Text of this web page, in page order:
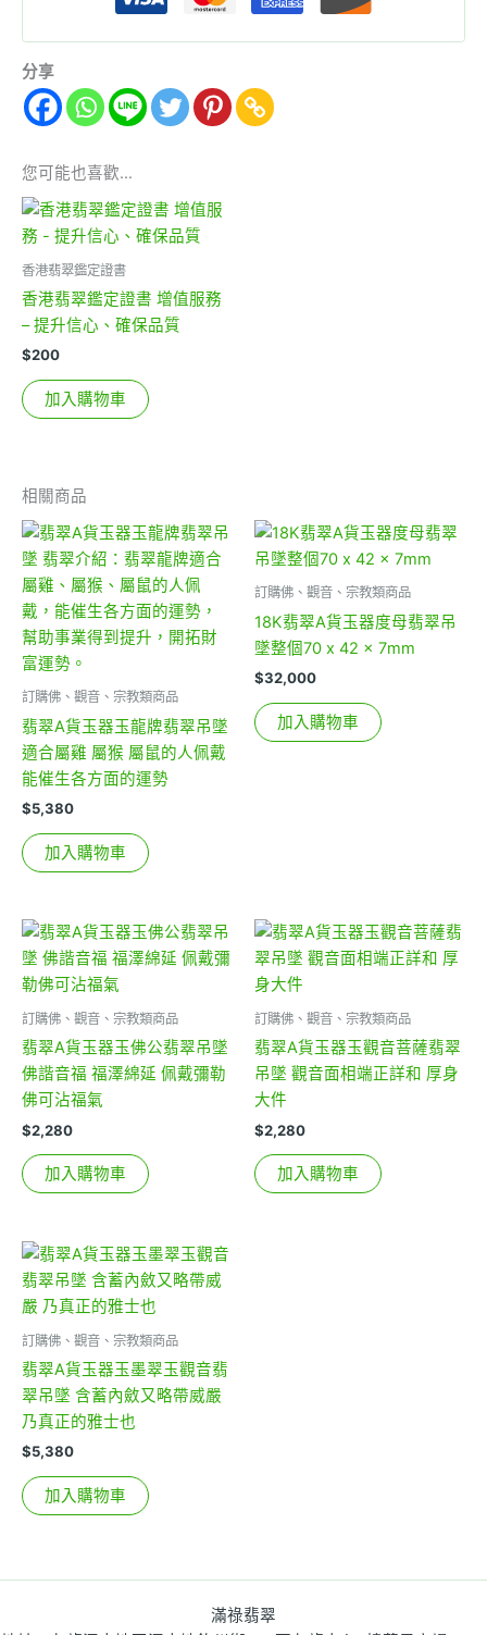
分享
您可能也喜歡…
香港翡翠鑑定證書
香港翡翠鑑定證書 增值服務
– 提升信心、確保品質
$200
加入購物車
相關商品
訂購佛、觀音、宗教類商品
翡翠A貨玉器玉龍牌翡翠吊墜
適合屬雞 屬猴 屬鼠的人佩戴
能催生各方面的運勢
$5,380
加入購物車
訂購佛、觀音、宗教類商品
18K翡翠A貨玉器度母翡翠吊
墜整個70 x 42 x 7mm
$32,000
加入購物車
訂購佛、觀音、宗教類商品
翡翠A貨玉器玉佛公翡翠吊墜
佛諧音福 福澤綿延 佩戴彌勒
佛可沾福氣
$2,280
加入購物車
訂購佛、觀音、宗教類商品
翡翠A貨玉器玉觀音菩薩翡翠
吊墜 觀音面相端正詳和 厚身
大件
$2,280
加入購物車
訂購佛、觀音、宗教類商品
翡翠A貨玉器玉墨翠玉觀音翡
翠吊墜 含蓄內斂又略帶威嚴
乃真正的雅士也
$5,380
加入購物車
滿祿翡翠